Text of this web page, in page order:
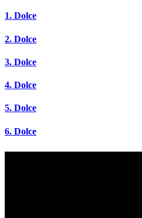
1. Dolce
2. Dolce
3. Dolce
4. Dolce
5. Dolce
6. Dolce